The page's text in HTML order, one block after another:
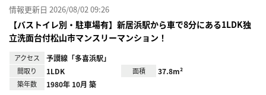
情報更新日 2026/08/02 09:26
【バストイレ別・駐車場有】新居浜駅から車で8分にある1LDK独
立洗面台付松山市マンスリーマンション！
アクセス 予讃線「多喜浜駅」
間取り 1LDK 面積 37.8m²
築年数 1980年 10月 築